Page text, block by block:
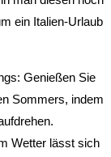
ein Italien-Urlaub
Genießen Sie
Sommers, indem
Wetter lässt sich